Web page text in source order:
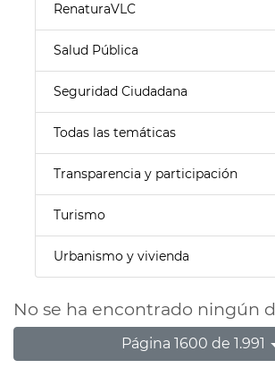
RenaturaVLC
Salud Pública
Seguridad Ciudadana
Todas las temáticas
Transparencia y participación
Turismo
Urbanismo y vivienda
No se ha encontrado ningún
Página 1600 de 1.991